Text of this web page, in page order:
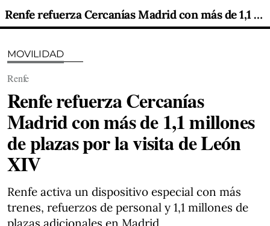
Renfe refuerza Cercanías Madrid con más de 1,1 millones de plazas por la visita de León XIV
MOVILIDAD
Renfe
Renfe refuerza Cercanías
Madrid con más de 1,1 millones
de plazas por la visita de León
XIV
Renfe activa un dispositivo especial con más
trenes, refuerzos de personal y 1,1 millones de
plazas adicionales en Madrid